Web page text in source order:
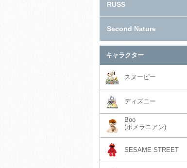
RUSS
Second Nature
キャラクター
スヌーピー
ディズニー
Boo
(ポメラニアン)
SESAME STREET